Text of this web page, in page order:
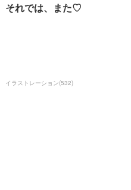
それでは、また♡
イラストレーション(532)